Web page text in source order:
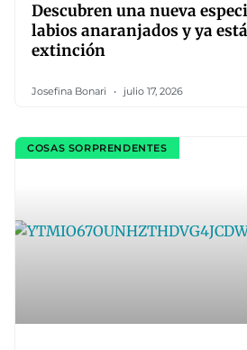
Descubren una nueva
labios anaranjados y ya
extinción
Josefina Bonari julio 17, 2026
COSAS SORPRENDENTES